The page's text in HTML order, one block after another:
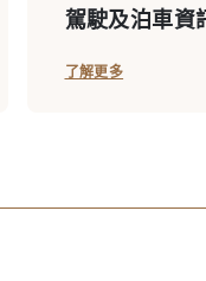
駕駛及泊車資
了解更多